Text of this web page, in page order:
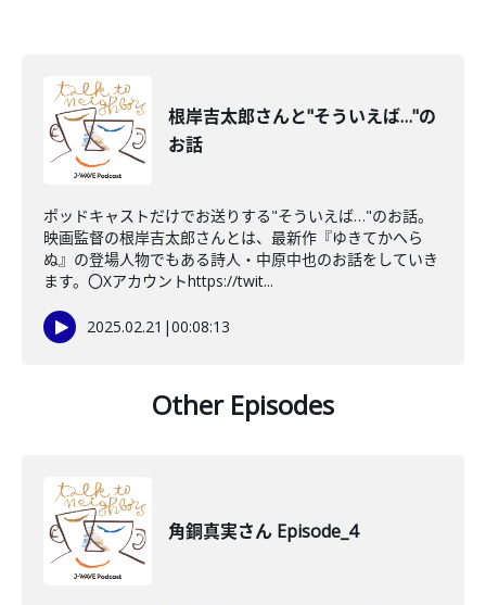
根岸吉太郎さんと"そういえば…"の
お話
ポッドキャストだけでお送りする"そういえば…"のお話。
映画監督の根岸吉太郎さんとは、最新作『ゆきてかへら
ぬ』の登場人物でもある詩人・中原中也のお話をしていき
ます。〇Xアカウントhttps://twit...
2025.02.21 |00:08:13
Other Episodes
角銅真実さん Episode_4